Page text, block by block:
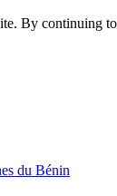
By continuing